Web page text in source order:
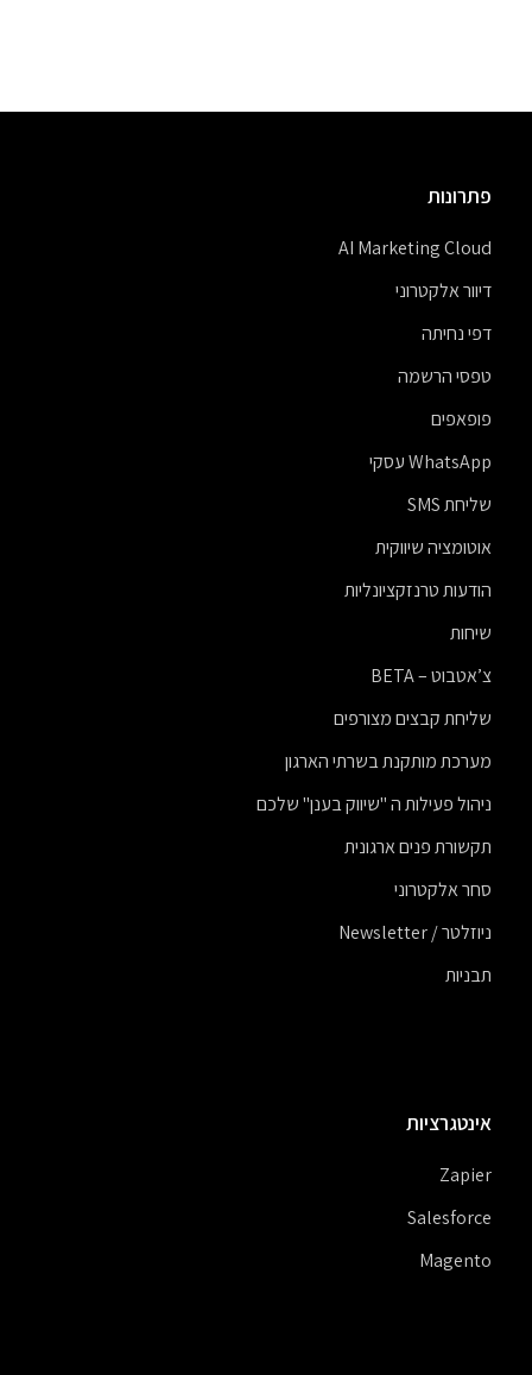
פתרונות
AI Marketing Cloud
דיוור אלקטרוני
דפי נחיתה
טפסי הרשמה
פופאפים
WhatsApp עסקי
שליחת SMS
אוטומציה שיווקית
הודעות טרנזקציונליות
שיחות
צ’אטבוט – BETA
שליחת קבצים מצורפים
מערכת מותקנת בשרתי הארגון
ניהול פעילות ה "שיווק בענן" שלכם
תקשורת פנים ארגונית
סחר אלקטרוני
ניוזלטר / Newsletter
תבניות
אינטגרציות
Zapier
Salesforce
Magento